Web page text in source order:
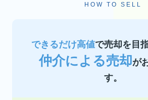
HOW TO SELL
できるだけ高値で売却を目
仲介による売却が
す。